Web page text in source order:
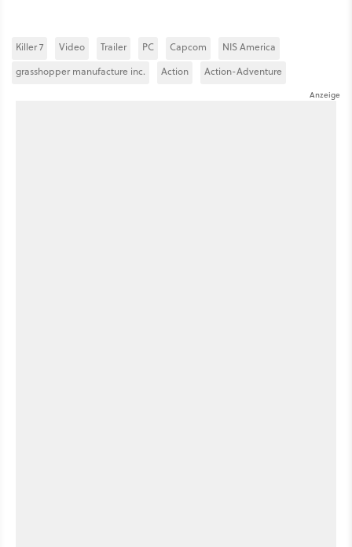
Killer 7 Video Trailer PC Capcom
NIS America
grasshopper manufacture inc.
Action Action-Adventure